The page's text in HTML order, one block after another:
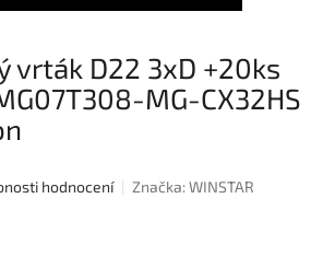
vrták D22 3xD +20ks
MG-CX32HS
hodnocení Značka:WINSTAR